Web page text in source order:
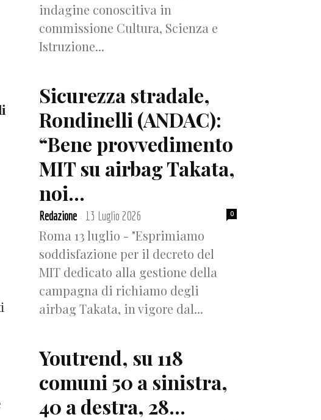
indagine conoscitiva in
commissione Cultura, Scienza e
Istruzione...
Sicurezza stradale,
Rondinelli (ANDAC):
“Bene provvedimento
MIT su airbag Takata,
noi...
Redazione - 13 Luglio 2026 0
Roma 13 luglio - "Esprimiamo
soddisfazione per il decreto del
MIT dedicato alla gestione della
campagna di richiamo degli
airbag Takata, in vigore dal...
Youtrend, su 118
comuni 50 a sinistra,
40 a destra, 28...